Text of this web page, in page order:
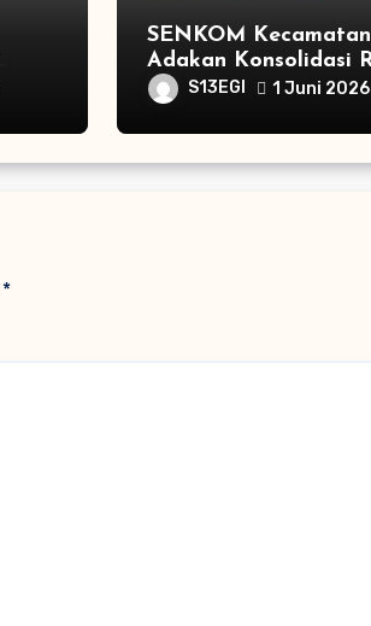
SENKOM
Adakan Konsolidasi
Bulanan
S13EGI 1 Juni 2026
*